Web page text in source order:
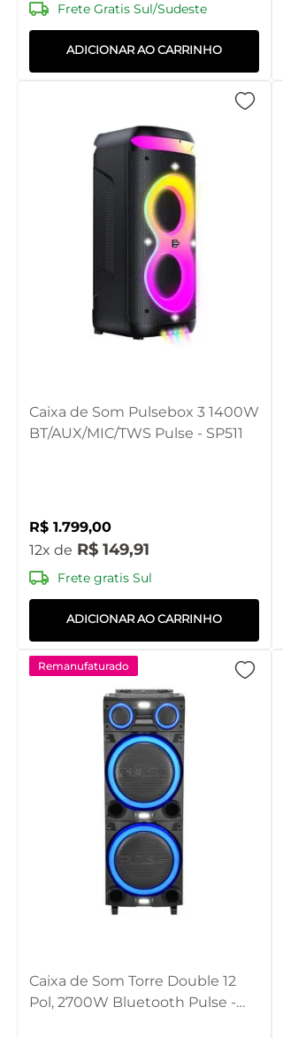
Frete Gratis Sul/Sudeste
ADICIONAR AO CARRINHO
Caixa de Som Pulsebox 3 1400W
BT/AUX/MIC/TWS Pulse - SP511
R$ 1.799,00
12
R$ 149,91
Frete gratis Sul
ADICIONAR AO CARRINHO
Remanufaturado
Caixa de Som Torre Double 12
Pol, 2700W Bluetooth Pulse -